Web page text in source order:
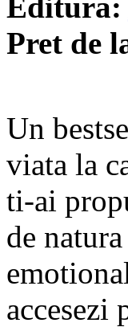
Pret de
Un
viata la
ti-ai
de
accesezi